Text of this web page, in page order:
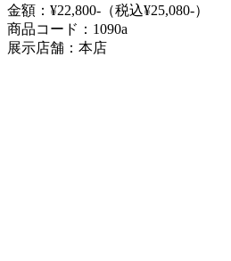
金額：¥22,800-（税込¥25,080-）
商品コード：1090a
展示店舗：本店